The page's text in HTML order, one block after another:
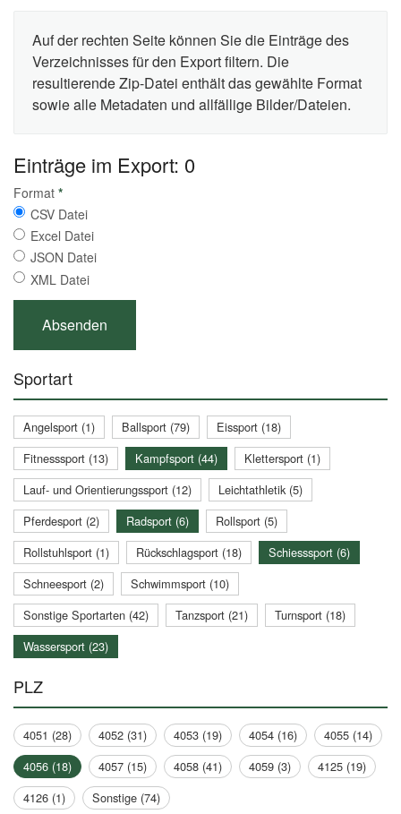
Auf der rechten Seite können Sie die Einträge des
Verzeichnisses für den Export filtern. Die
resultierende Zip-Datei enthält das gewählte Format
sowie alle Metadaten und allfällige Bilder/Dateien.
Einträge im Export: 0
Format *
CSV Datei
Excel Datei
JSON Datei
XML Datei
Sportart
Angelsport (1) Ballsport (79)
Eissport (18)
Fitnesssport (13)
Kampfsport (44)
Klettersport (1)
Lauf- und Orientierungssport (12)
Leichtathletik (5)
Pferdesport (2)
Radsport (6)
Rollsport (5)
Rollstuhlsport (1)
Rückschlagsport (18)
Schiesssport (6)
Schneesport (2)
Schwimmsport (10)
Sonstige Sportarten (42)
Tanzsport (21)
Turnsport (18)
Wassersport (23)
PLZ
4051 (28) 4052 (31) 4053 (19) 4054 (16)
4055 (14)
4056 (18)
4057 (15) 4058 (41) 4059 (3)
4125 (19)
4126 (1)
Sonstige (74)